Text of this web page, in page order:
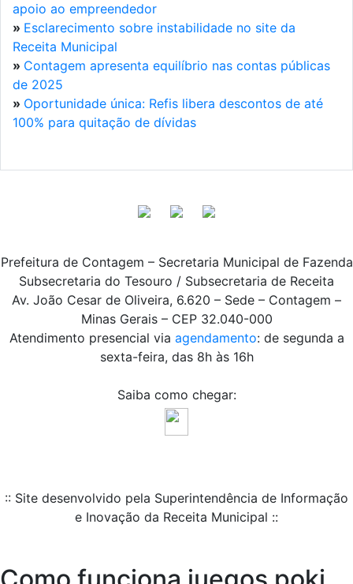
apoio ao empreendedor
» Esclarecimento sobre instabilidade no site da
Receita Municipal
» Contagem apresenta equilíbrio nas contas públicas
de 2025
» Oportunidade única: Refis libera descontos de até
100% para quitação de dívidas
Prefeitura de Contagem – Secretaria Municipal de Fazenda
Subsecretaria do Tesouro / Subsecretaria de Receita
Av. João Cesar de Oliveira, 6.620 – Sede – Contagem –
Minas Gerais – CEP 32.040-000
Atendimento presencial via agendamento: de segunda a
sexta-feira, das 8h às 16h
Saiba como chegar:
:: Site desenvolvido pela Superintendência de Informação
e Inovação da Receita Municipal ::